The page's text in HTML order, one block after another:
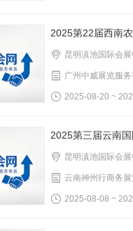
2025第22届西南
昆明滇池国际会
广州中威展览服
2025-08-20 ~
2025第三届云南
昆明滇池国际会
云南神州行商务
2025-08-08 ~